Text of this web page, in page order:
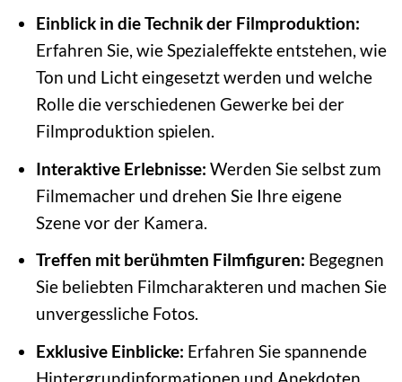
Einblick in die Technik der Filmproduktion:
Erfahren Sie, wie Spezialeffekte entstehen, wie
Ton und Licht eingesetzt werden und welche
Rolle die verschiedenen Gewerke bei der
Filmproduktion spielen.
Interaktive Erlebnisse: Werden Sie selbst zum
Filmemacher und drehen Sie Ihre eigene
Szene vor der Kamera.
Treffen mit berühmten Filmfiguren: Begegnen
Sie beliebten Filmcharakteren und machen Sie
unvergessliche Fotos.
Exklusive Einblicke: Erfahren Sie spannende